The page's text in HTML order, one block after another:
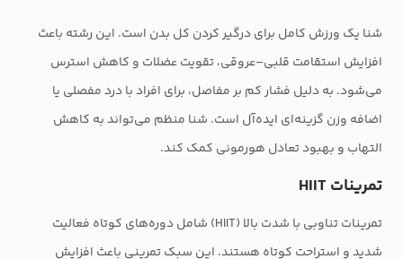
شنا یک ورزش کامل برای درگیر کردن کل بدن است. این رشته باعث
افزایش استقامت قلبی–عروقی، تقویت عضلات و کاهش استرس
می‌شود. به دلیل فشار کم بر مفاصل، برای افراد با درد مفصلی یا
اضافه وزن گزینه‌ای ایده‌آل است. شنا منظم می‌تواند به کاهش
التهاب و بهبود تعادل هورمونی کمک کند.
تمرینات HIIT
تمرینات تناوبی با شدت بالا (HIIT) شامل دوره‌های کوتاه فعالیت
شدید و استراحت کوتاه هستند. این سبک تمرینی باعث افزایش